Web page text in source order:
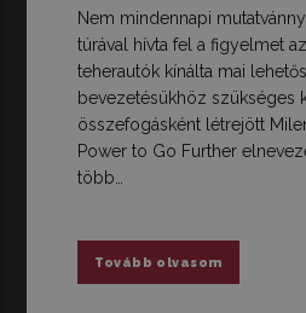
Nem mindennapi
túrával hívta fel a figyelmet
teherautók kínálta mai
bevezetésükhöz szükséges
összefogásként létrejött
Power to Go Further
több…
Tovább olvasom